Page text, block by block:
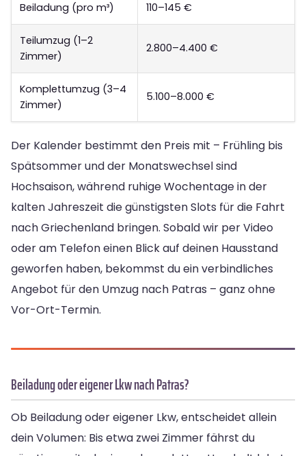
Beiladung (pro m³) 110–145 €
Teilumzug (1–2
Zimmer)
2.800–4.400 €
Komplettumzug (3–4
Zimmer)
5.100–8.000 €
Der Kalender bestimmt den Preis mit – Frühling bis
Spätsommer und der Monatswechsel sind
Hochsaison, während ruhige Wochentage in der
kalten Jahreszeit die günstigsten Slots für die Fahrt
nach Griechenland bringen. Sobald wir per Video
oder am Telefon einen Blick auf deinen Hausstand
geworfen haben, bekommst du ein verbindliches
Angebot für den Umzug nach Patras – ganz ohne
Vor-Ort-Termin.
Beiladung oder eigener Lkw nach Patras?
Ob Beiladung oder eigener Lkw, entscheidet allein
dein Volumen: Bis etwa zwei Zimmer fährst du